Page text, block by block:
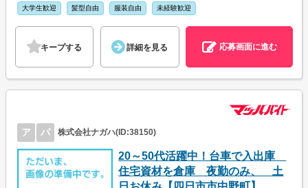
大学生歓迎 髪型自由 服装自由 未経験歓迎
キープする 詳細を見る 応募画面に進む
ア パ 株式会社ナガハ(ID:38150)
20～50代活躍中！台車で入出庫
住宅資材を倉庫 夜勤のみ、 土